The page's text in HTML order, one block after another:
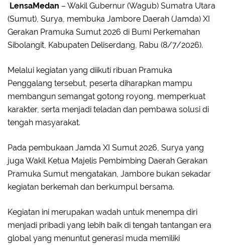
LensaMedan – Wakil Gubernur (Wagub) Sumatra Utara
(Sumut), Surya, membuka Jambore Daerah (Jamda) XI
Gerakan Pramuka Sumut 2026 di Bumi Perkemahan
Sibolangit, Kabupaten Deliserdang, Rabu (8/7/2026).
Melalui kegiatan yang diikuti ribuan Pramuka
Penggalang tersebut, peserta diharapkan mampu
membangun semangat gotong royong, memperkuat
karakter, serta menjadi teladan dan pembawa solusi di
tengah masyarakat.
Pada pembukaan Jamda XI Sumut 2026, Surya yang
juga Wakil Ketua Majelis Pembimbing Daerah Gerakan
Pramuka Sumut mengatakan, Jambore bukan sekadar
kegiatan berkemah dan berkumpul bersama.
Kegiatan ini merupakan wadah untuk menempa diri
menjadi pribadi yang lebih baik di tengah tantangan era
global yang menuntut generasi muda memiliki